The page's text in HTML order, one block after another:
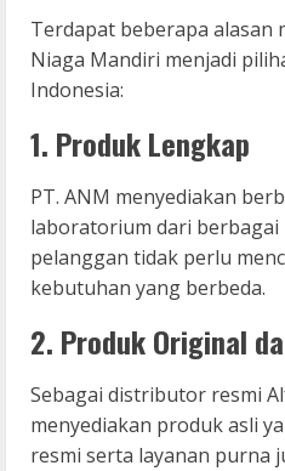
Terdapat beberapa alasan
Niaga Mandiri menjadi
Indonesia:
1. Produk Lengkap
PT. ANM menyediakan
laboratorium dari
pelanggan tidak perlu
kebutuhan yang berbeda.
2. Produk Original
Sebagai distributor resmi
menyediakan produk asli
resmi serta layanan purna